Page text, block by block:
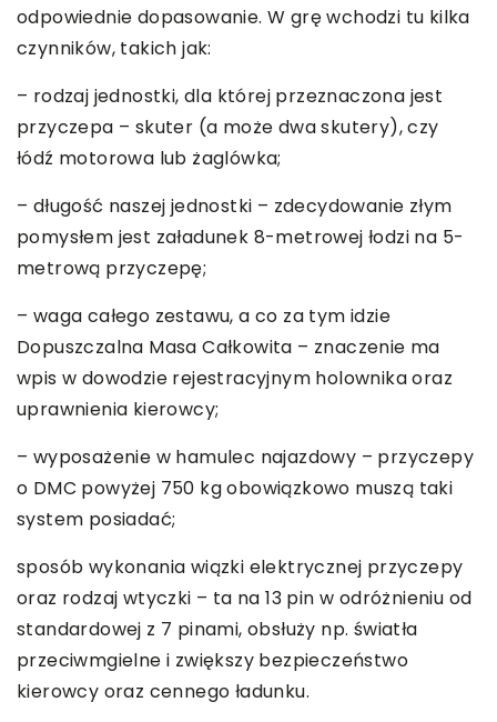
odpowiednie dopasowanie. W grę wchodzi tu kilka
czynników, takich jak:
– rodzaj jednostki, dla której przeznaczona jest
przyczepa – skuter (a może dwa skutery), czy
łódź motorowa lub żaglówka;
– długość naszej jednostki – zdecydowanie złym
pomysłem jest załadunek 8-metrowej łodzi na 5-
metrową przyczepę;
– waga całego zestawu, a co za tym idzie
Dopuszczalna Masa Całkowita – znaczenie ma
wpis w dowodzie rejestracyjnym holownika oraz
uprawnienia kierowcy;
– wyposażenie w hamulec najazdowy – przyczepy
o DMC powyżej 750 kg obowiązkowo muszą taki
system posiadać;
sposób wykonania wiązki elektrycznej przyczepy
oraz rodzaj wtyczki – ta na 13 pin w odróżnieniu od
standardowej z 7 pinami, obsłuży np. światła
przeciwmgielne i zwiększy bezpieczeństwo
kierowcy oraz cennego ładunku.